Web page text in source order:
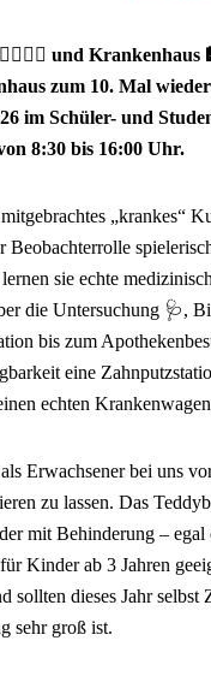
und Krankenhaus
zum 10. Mal
im Schüler- und
8:30 bis 16:00 Uhr.
„krankes“
Beobachterrolle
sie echte
die Untersuchung 🩺,
bis zum
eine
echten
Erwachsener bei uns
zu lassen. Das
mit Behinderung –
Kinder ab 3 Jahren
dieses Jahr selbst
sehr groß ist.